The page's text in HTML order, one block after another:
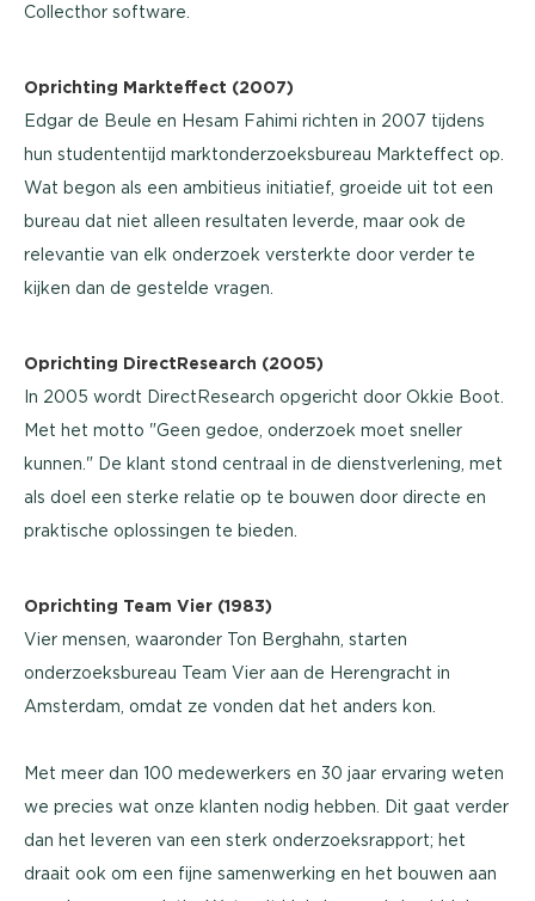
Collecthor software.
Oprichting Markteffect (2007)
Edgar de Beule en Hesam Fahimi richten in 2007 tijdens
hun studententijd marktonderzoeksbureau Markteffect op.
Wat begon als een ambitieus initiatief, groeide uit tot een
bureau dat niet alleen resultaten leverde, maar ook de
relevantie van elk onderzoek versterkte door verder te
kijken dan de gestelde vragen.
Oprichting DirectResearch (2005)
In 2005 wordt DirectResearch opgericht door Okkie Boot.
Met het motto "Geen gedoe, onderzoek moet sneller
kunnen." De klant stond centraal in de dienstverlening, met
als doel een sterke relatie op te bouwen door directe en
praktische oplossingen te bieden.
Oprichting Team Vier (1983)
Vier mensen, waaronder Ton Berghahn, starten
onderzoeksbureau Team Vier aan de Herengracht in
Amsterdam, omdat ze vonden dat het anders kon.
Met meer dan 100 medewerkers en 30 jaar ervaring weten
we precies wat onze klanten nodig hebben. Dit gaat verder
dan het leveren van een sterk onderzoeksrapport; het
draait ook om een fijne samenwerking en het bouwen aan